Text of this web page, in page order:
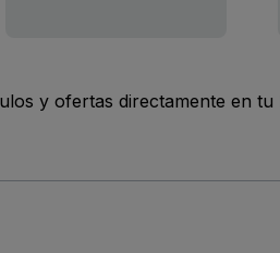
y ofertas directamente en tu